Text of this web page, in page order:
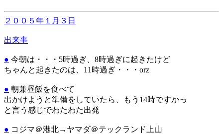
２００５年１月３日
出来事
● 今朝は・・・5時過ぎ、8時過ぎに起きたけど
ちゃんと起きたのは、11時過ぎ・・・orz
● 朝兼昼飯を食べて
出かけようと準備をしていたら、もう14時ですかっ
と言う感じでわたわた出発
● コジマ＠港北→ヤマダ＠テックランド上山